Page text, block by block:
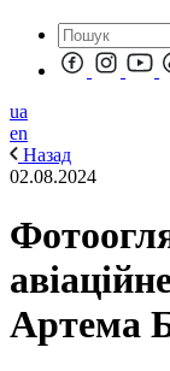
ua
en
Назад
02.08.2024
Артема